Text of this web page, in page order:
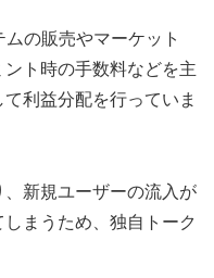
の販売やマーケット
ト時の手数料などを主
利益分配を行っていま
新規ユーザーの流入が
まうため、独自トーク